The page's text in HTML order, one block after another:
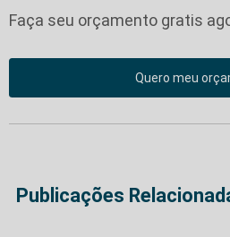
Faça seu orçamento gratis
Quero meu
Publicações